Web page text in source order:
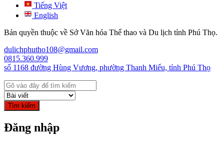
Tiếng Việt
English
Bản quyền thuộc về Sở Văn hóa Thể thao và Du lịch tỉnh Phú Thọ.
dulichphutho108@gmail.com
0815.360.999
số 1168 đường Hùng Vương, phường Thanh Miếu, tỉnh Phú Thọ
Tìm kiếm
Đăng nhập